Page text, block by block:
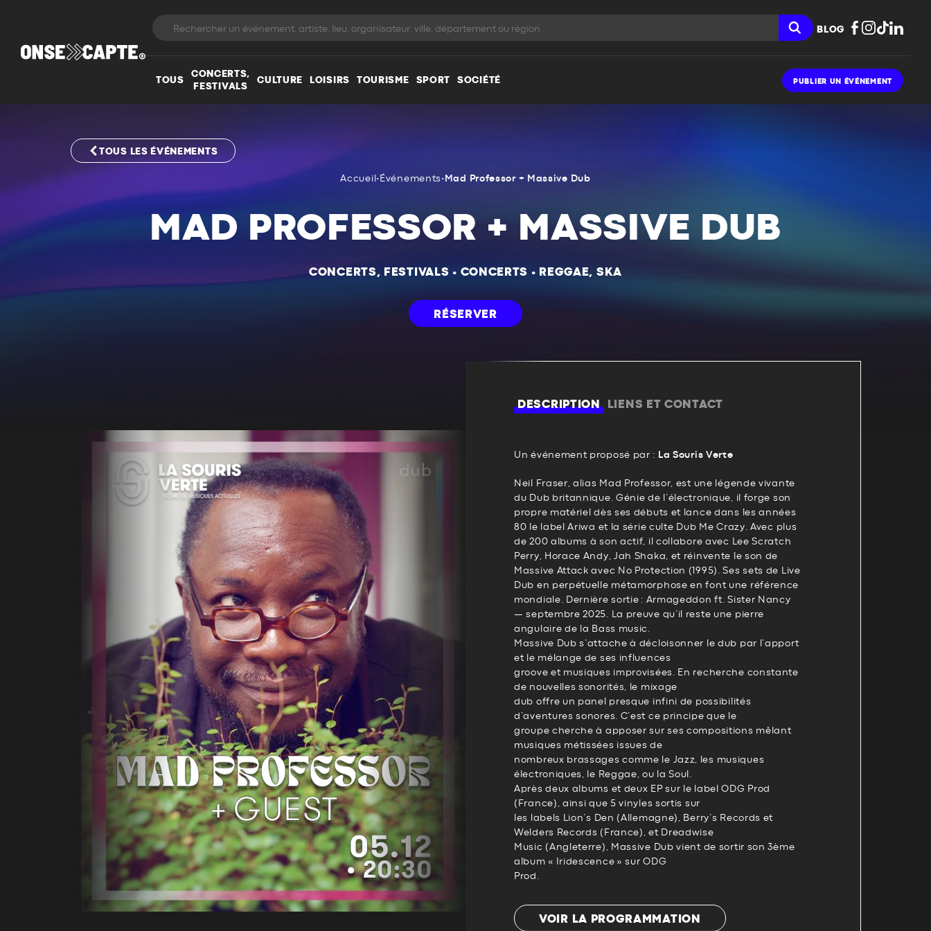
BLOG
TOUS
CONCERTS,
FESTIVALS
CULTURE LOISIRS TOURISME SPORT SOCIÉTÉ PUBLIER UN ÉVÉNEMENT
TOUS LES ÉVÉNEMENTS
Accueil • Événements• Mad Professor + Massive Dub
MAD PROFESSOR + MASSIVE DUB
CONCERTS, FESTIVALS • CONCERTS • REGGAE, SKA
RÉSERVER
DESCRIPTION LIENS ET CONTACT
Un événement proposé par : La Souris Verte
Neil Fraser, alias Mad Professor, est une légende vivante
du Dub britannique. Génie de l’électronique, il forge son
propre matériel dès ses débuts et lance dans les années
80 le label Ariwa et la série culte Dub Me Crazy. Avec plus
de 200 albums à son actif, il collabore avec Lee Scratch
Perry, Horace Andy, Jah Shaka, et réinvente le son de
Massive Attack avec No Protection (1995). Ses sets de Live
Dub en perpétuelle métamorphose en font une référence
mondiale. Dernière sortie : Armageddon ft. Sister Nancy
— septembre 2025. La preuve qu’il reste une pierre
angulaire de la Bass music.
Massive Dub s’attache à décloisonner le dub par l’apport
et le mélange de ses influences
groove et musiques improvisées. En recherche constante
de nouvelles sonorités, le mixage
dub offre un panel presque infini de possibilités
d’aventures sonores. C’est ce principe que le
groupe cherche à apposer sur ses compositions mêlant
musiques métissées issues de
nombreux brassages comme le Jazz, les musiques
électroniques, le Reggae, ou la Soul.
Après deux albums et deux EP sur le label ODG Prod
(France), ainsi que 5 vinyles sortis sur
les labels Lion’s Den (Allemagne), Berry’s Records et
Welders Records (France), et Dreadwise
Music (Angleterre), Massive Dub vient de sortir son 3ème
album « Iridescence » sur ODG
Prod.
VOIR LA PROGRAMMATION